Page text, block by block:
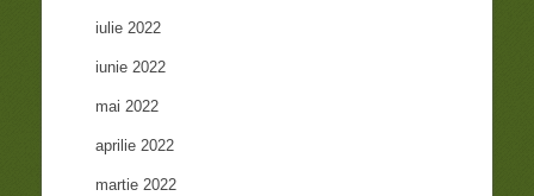
iulie 2022
iunie 2022
mai 2022
aprilie 2022
martie 2022